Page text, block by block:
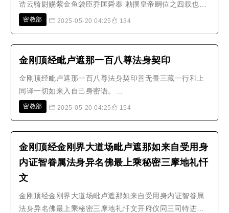
诰云骑尉赐紫金鱼袋臣乔匡舜奉 勅撰皇帝嗣位之四载也。
品物攸叙兆人又宁。洽比交修远方来格。武功既备文理斯
秦政犹存上古之书。宅坏鲁恭颇..
密教部 2025-05-20 04:25 134
金刚顶经毗卢遮那一百八尊法身契印
金刚顶经毗卢遮那一百八尊法身契印善无畏三藏一行和上
同译一切如来入自己身密语。
oṃsarvatathāgatāabhiaṃbodhi唵 萨 嚩 怛 他 揭 多 阿
如来金刚顶金刚萨埵大心。namaḥsamantab..
密教部 2025-05-20 04:25 154
金刚顶经金刚界大道场毗卢遮那如来自受用身
内证智眷属法身异名佛最上乘秘密三摩地礼忏
文
金刚顶经金刚界大道场毗卢遮那如来自受用身内证智眷属
法身异名佛最上乘秘密三摩地礼忏文开府仪同三司特进试